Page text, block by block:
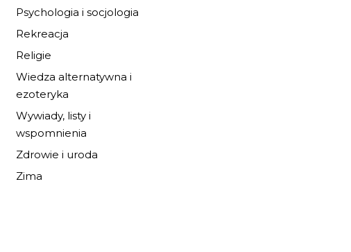
Psychologia i socjologia
Rekreacja
Religie
Wiedza alternatywna i
ezoteryka
Wywiady, listy i
wspomnienia
Zdrowie i uroda
Zima